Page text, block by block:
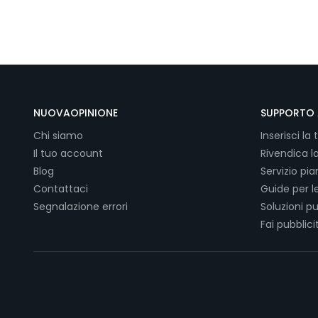
NUOVAOPINIONE
Chi siamo
Il tuo account
Blog
Contattaci
Segnalazione errori
SUPPORTO
Inserisci la
Rivendica
Servizio
Guide per
Soluzioni
Fai